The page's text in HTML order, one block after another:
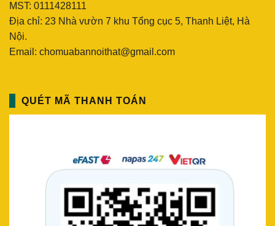
MST: 0111428111
Địa chỉ: 23 Nhà vườn 7 khu Tổng cục 5, Thanh Liệt, Hà
Nội.
Email: chomuabannoithat@gmail.com
QUÉT MÃ THANH TOÁN